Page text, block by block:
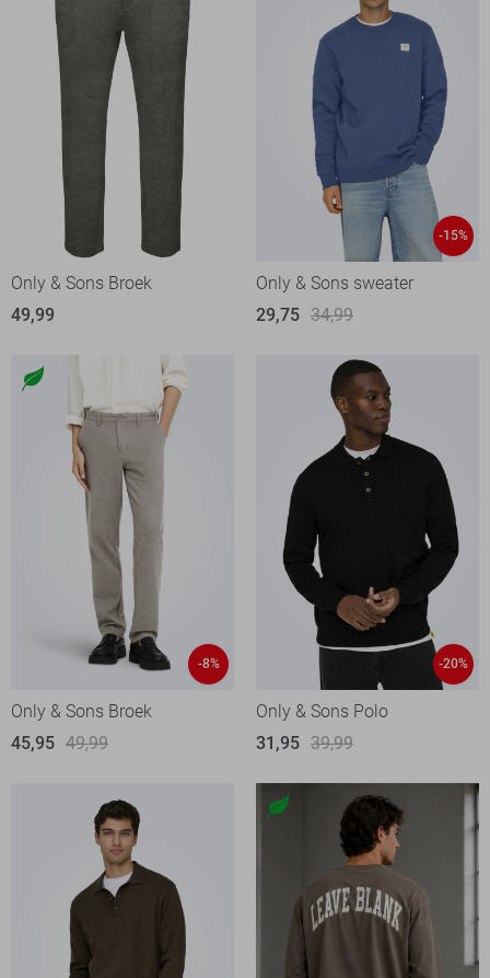
Only & Sons Broek
49,99
-15%
Only & Sons sweater
29,75 34,99
-8%
Only & Sons Broek
45,95 49,99
-20%
Only & Sons Polo
31,95 39,99